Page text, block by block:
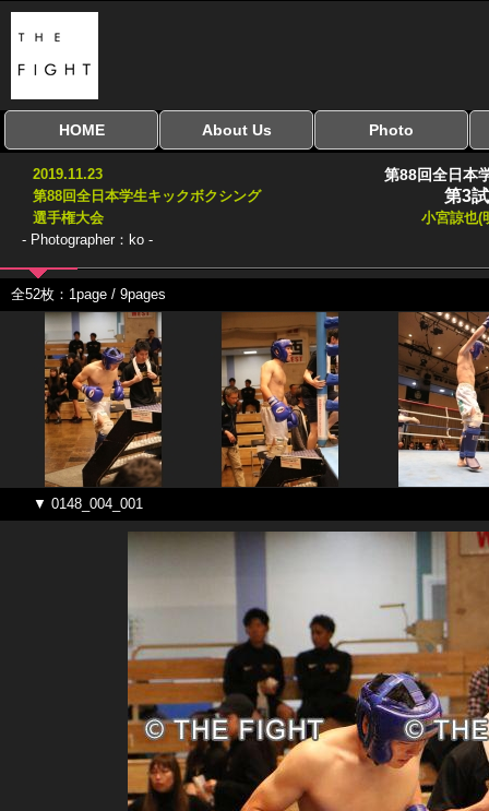
HOME
全興行を表示
ナイスミドル
アマチュアキック
協議会
全日本学生キック
建武館キッズ大会
Bigbang
おやじファイト
About Us Photo
写真のサイズ
お受け取り方法
無料ダウンロード
2019.11.23
第88回全日本学生キックボクシング
選手権大会
- Photographer：ko -
第88回全日本
第3
小宮諒也(
全52枚：1page / 9pages
▼ 0148_004_001